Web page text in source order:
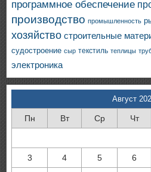
программное обеспечение
производство промышленность
хозяйство строительные
судостроение сыр текстиль теплицы
электроника
Август
Пн Вт Ср Чт
3 4 5 6